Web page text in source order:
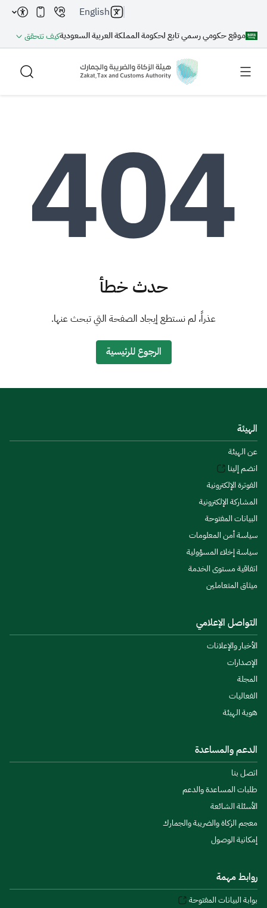
موقع حكومي رسمي تابع لحكومة المملكة العربية السعوديةكيف تتحقق
English
بحث AI
التصرفات العقارية
حدث خطأ
عذراً، لم نستطع إيجاد الصفحة التي تبحث عنها.
الرجوع للرئيسية
الهيئة
عن الهيئة
انضم إلينا
الفوترة الإلكترونية
المشاركة الإلكترونية
البيانات المفتوحة
سياسة أمن المعلومات
سياسة إخلاء المسؤولية
اتفاقية مستوى الخدمة
ميثاق المتعاملين
التواصل الإعلامي
الأخبار والإعلانات
الإصدارات
المجلة
الفعاليات
هوية الهيئة
الدعم والمساعدة
اتصل بنا
طلبات المساعدة والدعم
الأسئلة الشائعة
معجم الزكاة والضريبة والجمارك
إمكانية الوصول
روابط مهمة
بوابة البيانات المفتوحة